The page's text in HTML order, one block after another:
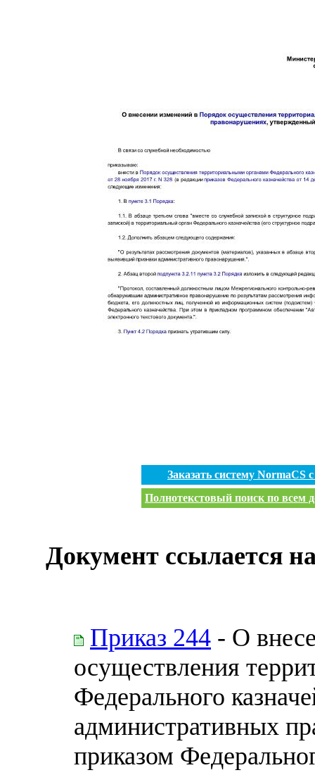
Заказать систему
Полнотекстовый поиск по всем
Документ ссылается
Приказ 244 - О
осуществления
Федерального
административных
приказом